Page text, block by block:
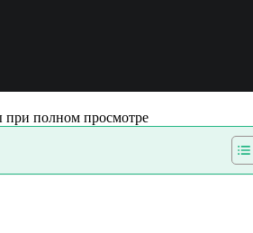
при полном просмотре